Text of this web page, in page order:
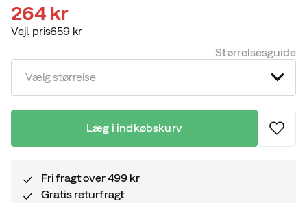
discounted
price
264 kr
original
price
Vejl. pris659 kr
Størrelsesguide
Vælg størrelse
Læg i indkøbskurv
Fri fragt over 499 kr
Gratis returfragt